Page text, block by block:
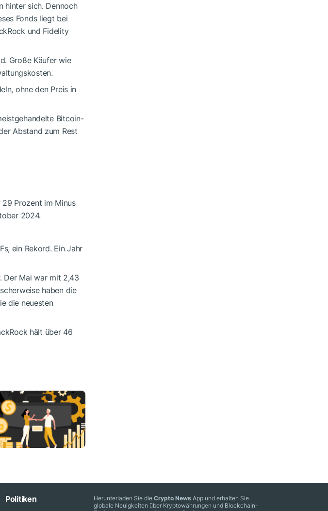
hinter sich. Dennoch
Fonds liegt bei
und Fidelity
Große Käufer wie
ohne den Preis in
Bitcoin-
Abstand zum Rest
Prozent im Minus
2024.
ein Rekord. Ein Jahr
Der Mai war mit 2,43
haben die
die neuesten
hält über 46
Politiken Herunterladen Sie dieCrypto News App und erhalten Sie
globale Neuigkeiten über Kryptowährungen und Blockchain-